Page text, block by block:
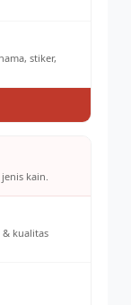
stiker,
kain.
kualitas